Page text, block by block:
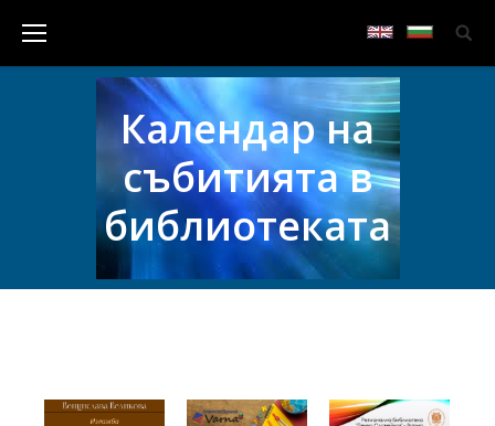
Календар на
събитията в
библиотеката